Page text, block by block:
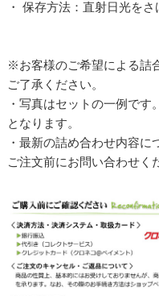
・ 保存方法：直射日光を
※お客様のご希望による詰
ご了承ください。
・写真はセットの一例で
となります。
・最新の詰め合わせ内容に
ご注文前にお問い合わせく